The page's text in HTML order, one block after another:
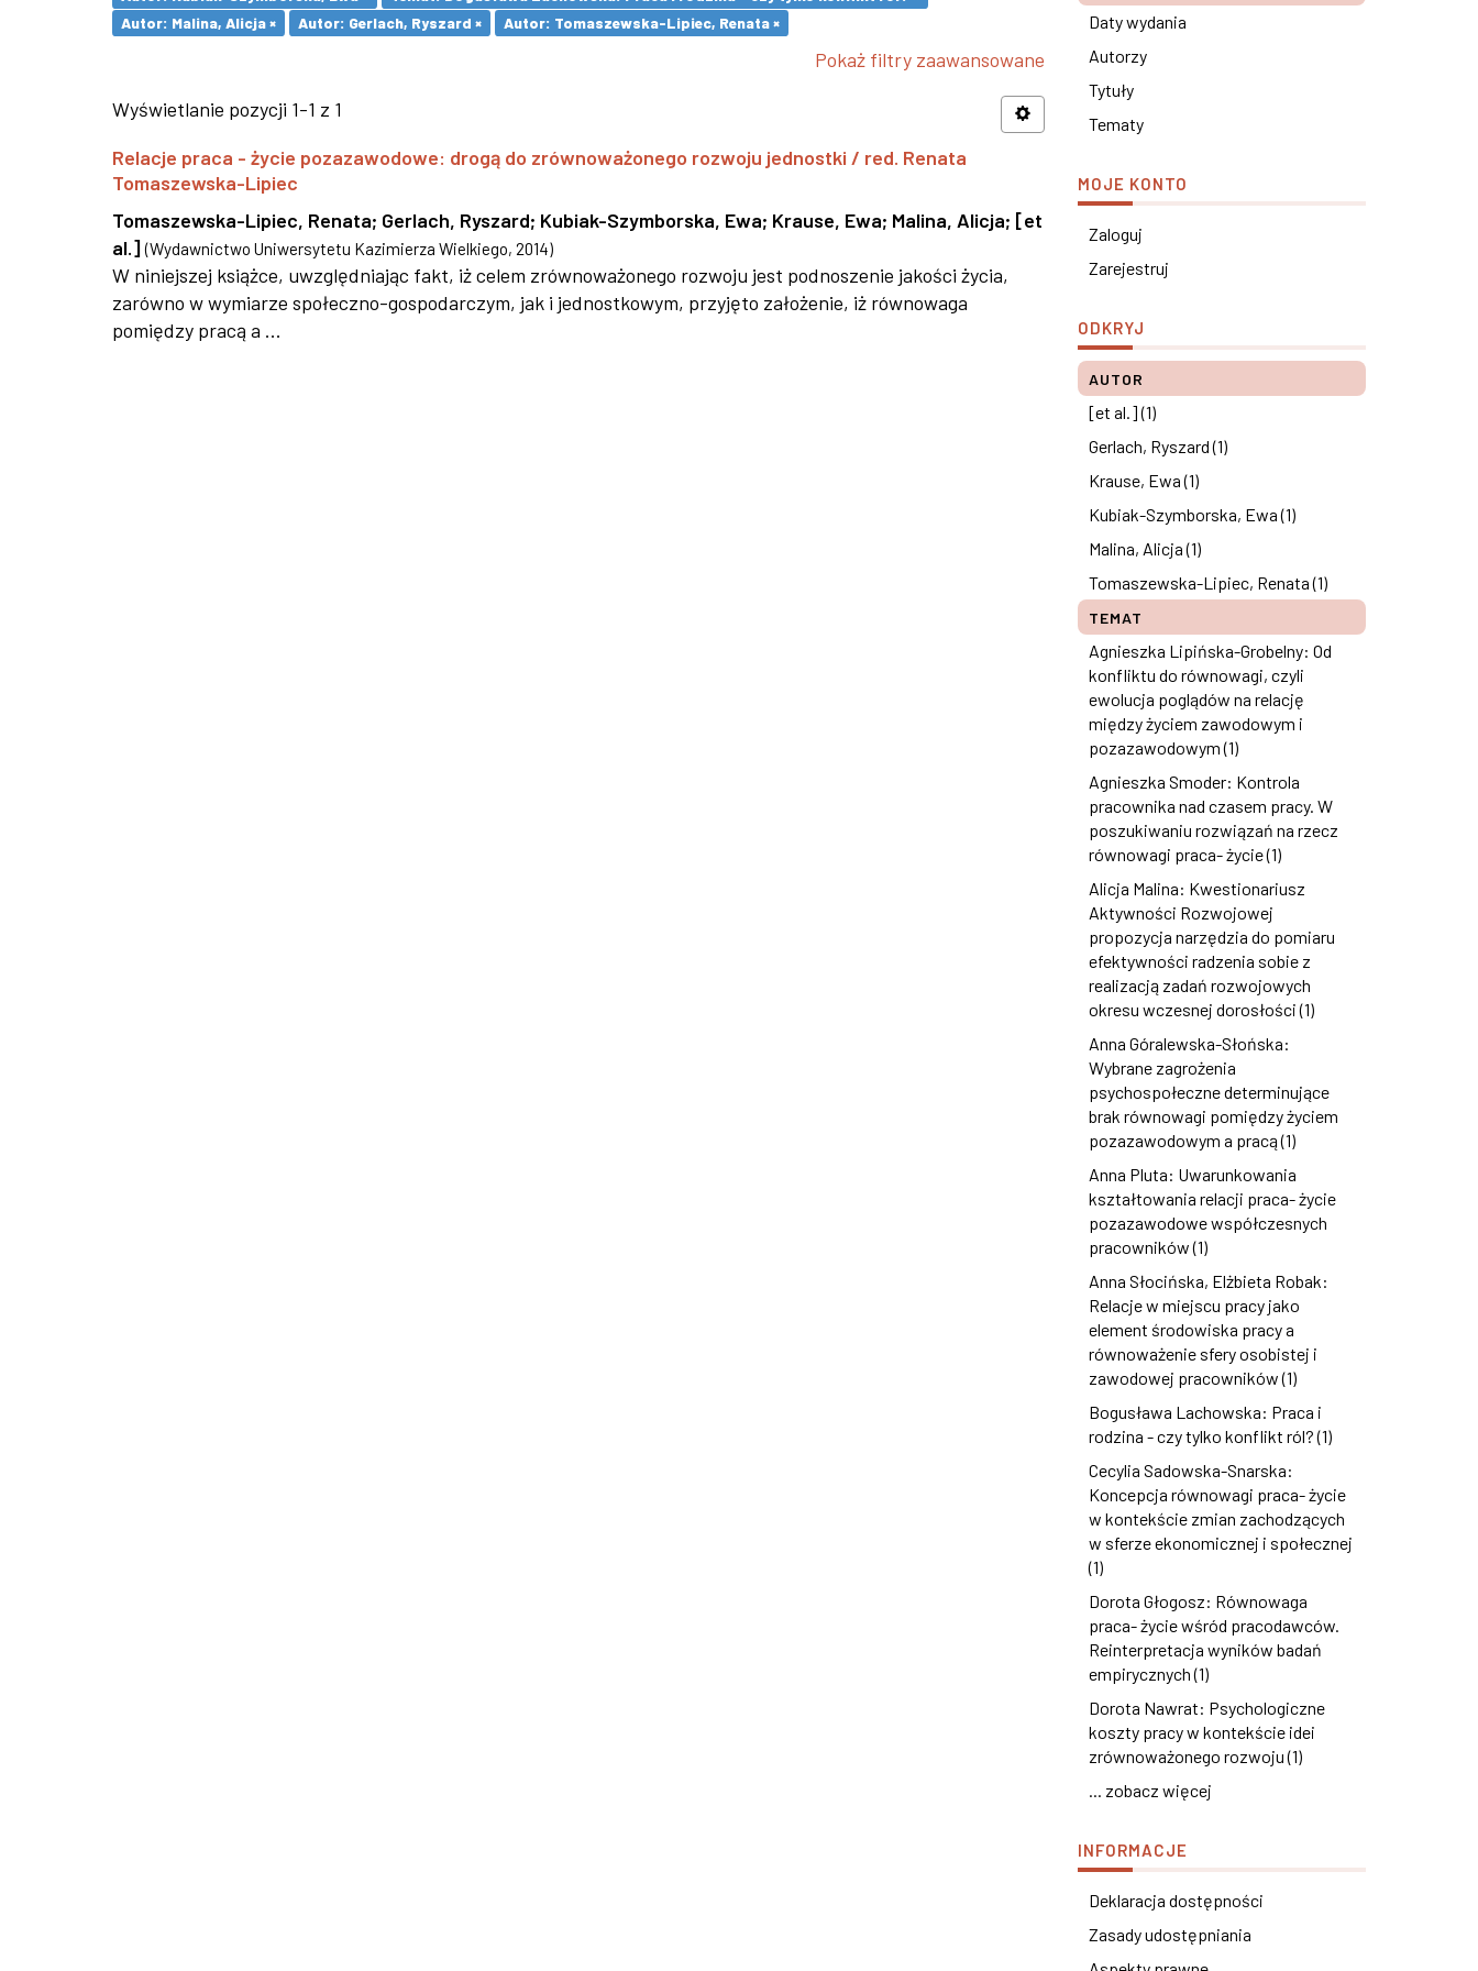
Autor: Malina, Alicja ×
Autor: Gerlach, Ryszard × Autor: Tomaszewska-Lipiec, Renata ×
Pokaż filtry zaawansowane
Wyświetlanie pozycji 1-1 z 1
Relacje praca - życie pozazawodowe: drogą do zrównoważonego rozwoju jednostki / red. Renata
Tomaszewska-Lipiec
Tomaszewska-Lipiec, Renata; Gerlach, Ryszard; Kubiak-Szymborska, Ewa; Krause, Ewa; Malina, Alicja; [et
al.] (Wydawnictwo Uniwersytetu Kazimierza Wielkiego, 2014)
W niniejszej książce, uwzględniając fakt, iż celem zrównoważonego rozwoju jest podnoszenie jakości życia,
zarówno w wymiarze społeczno-gospodarczym, jak i jednostkowym, przyjęto założenie, iż równowaga
pomiędzy pracą a ...
Daty wydania
Autorzy
Tytuły
Tematy
MOJE KONTO
Zaloguj
Zarejestruj
ODKRYJ
AUTOR
[et al.] (1)
Gerlach, Ryszard (1)
Krause, Ewa (1)
Kubiak-Szymborska, Ewa (1)
Malina, Alicja (1)
Tomaszewska-Lipiec, Renata (1)
TEMAT
Agnieszka Lipińska-Grobelny: Od
konfliktu do równowagi, czyli
ewolucja poglądów na relację
między życiem zawodowym i
pozazawodowym (1)
Agnieszka Smoder: Kontrola
pracownika nad czasem pracy. W
poszukiwaniu rozwiązań na rzecz
równowagi praca- życie (1)
Alicja Malina: Kwestionariusz
Aktywności Rozwojowej
propozycja narzędzia do pomiaru
efektywności radzenia sobie z
realizacją zadań rozwojowych
okresu wczesnej dorosłości (1)
Anna Góralewska-Słońska:
Wybrane zagrożenia
psychospołeczne determinujące
brak równowagi pomiędzy życiem
pozazawodowym a pracą (1)
Anna Pluta: Uwarunkowania
kształtowania relacji praca- życie
pozazawodowe współczesnych
pracowników (1)
Anna Słocińska, Elżbieta Robak:
Relacje w miejscu pracy jako
element środowiska pracy a
równoważenie sfery osobistej i
zawodowej pracowników (1)
Bogusława Lachowska: Praca i
rodzina - czy tylko konflikt ról? (1)
Cecylia Sadowska-Snarska:
Koncepcja równowagi praca- życie
w kontekście zmian zachodzących
w sferze ekonomicznej i społecznej
(1)
Dorota Głogosz: Równowaga
praca- życie wśród pracodawców.
Reinterpretacja wyników badań
empirycznych (1)
Dorota Nawrat: Psychologiczne
koszty pracy w kontekście idei
zrównoważonego rozwoju (1)
... zobacz więcej
INFORMACJE
Deklaracja dostępności
Zasady udostępniania